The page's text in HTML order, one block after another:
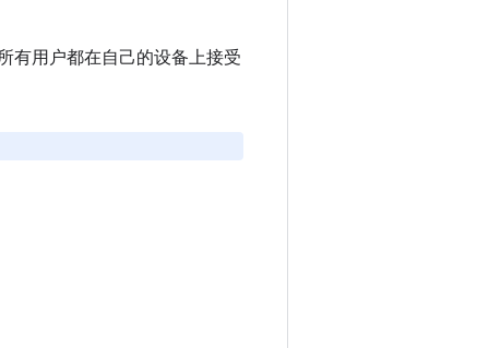
有用户都在自己的设备上接受